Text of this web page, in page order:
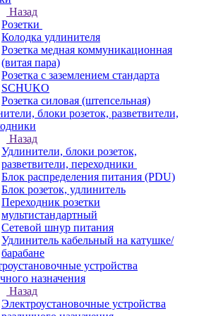
Назад
Розетки
Колодка удлинителя
Розетка медная коммуникационная
(витая пара)
Розетка с заземлением стандарта
SCHUKO
Розетка силовая (штепсельная)
блоки розеток, разветвители,
Назад
Удлинители, блоки розеток,
разветвители, переходники
Блок распределения питания (PDU)
Блок розеток, удлинитель
Переходник розетки
мультистандартный
Сетевой шнур питания
Удлинитель кабельный на катушке/
барабане
устройства
назначения
Назад
Электроустановочные устройства